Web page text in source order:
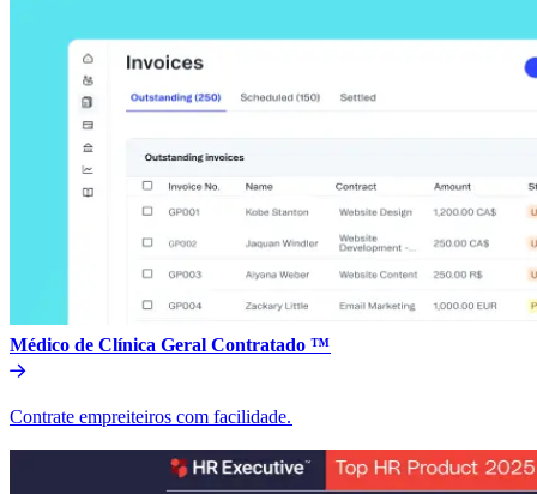
Médico de Clínica Geral Contratado ™​​
Contrate empreiteiros com facilidade.​​